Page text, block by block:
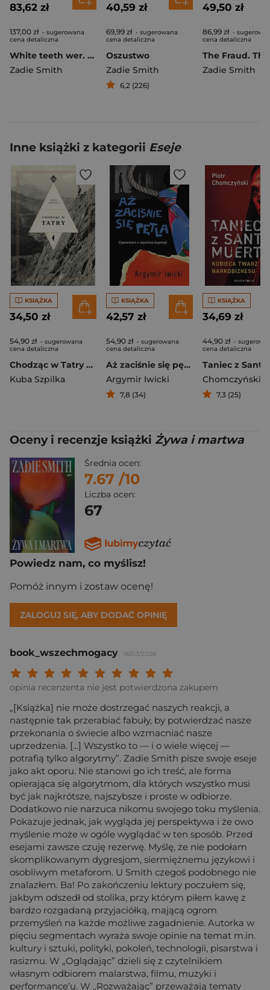
83,62 zł
137,00 zł - sugerowana
cena detaliczna
White teeth wer. angielska
Zadie Smith
40,59 zł
69,99 zł - sugerowana
cena detaliczna
Oszustwo
Zadie Smith
6,2 (226)
49,50 zł
86,99 zł -
cena detaliczna
Zadie Smith
Inne książki z kategorii Eseje
KSIĄŻKA
34,50 zł
54,90 zł - sugerowana
cena detaliczna
Chodząc w Tatry wyd. 2
Kuba Szpilka
KSIĄŻKA
42,57 zł
54,90 zł - sugerowana
cena detaliczna
Aż zaciśnie się pętla. Opowieści o męskiej depresji
Argymir Iwicki
7,8 (34)
KSIĄŻKA
34,69 zł
44,90 zł -
cena detaliczna
Chomczyński
7,3 (25)
Oceny i recenzje książki Żywa i martwa
Średnia ocen:
7.67 /10
Liczba ocen:
67
Powiedz nam, co myślisz!
Pomóż innym i zostaw ocenę!
ZALOGUJ SIĘ, ABY DODAĆ OPINIĘ
book_wszechmogacy 16/03/2026
Twoja ocena:
Twoja ocena: Wybitna 9/
Twoja ocena: Rewelacyjna 8/
Twoja ocena: Bardzo dobra 7/10"
Twoja ocena: Dobra 6/10"
Twoja ocena: Przeciętna 5/10"
Twoja ocena: Może być 4/10"
Twoja ocena: Słaba 3/10"
Twoja ocena: Bardzo słaba 2/10"
Twoja ocena: Beznadziejna 1/10"
opinia recenzenta nie jest potwierdzona zakupem
„[Książka] nie może dostrzegać naszych reakcji, a
następnie tak przerabiać fabuły, by potwierdzać nasze
przekonania o świecie albo wzmacniać nasze
uprzedzenia. [...] Wszystko to — i o wiele więcej —
potrafią tylko algorytmy”. Zadie Smith pisze swoje eseje
jako akt oporu. Nie stanowi go ich treść, ale forma
opierająca się algorytmom, dla których wszystko musi
być jak najkrótsze, najszybsze i proste w odbiorze.
Dodatkowo nie narzuca nikomu swojego toku myślenia.
Pokazuje jednak, jak wygląda jej perspektywa i że owo
myślenie może w ogóle wyglądać w ten sposób. Przed
esejami zawsze czuję rezerwę. Myślę, że nie podołam
skomplikowanym dygresjom, siermiężnemu językowi i
osobliwym metaforom. U Smith czegoś podobnego nie
znalazłem. Ba! Po zakończeniu lektury poczułem się,
jakbym odszedł od stolika, przy którym piłem kawę z
bardzo rozgadaną przyjaciółką, mającą ogrom
przemyśleń na każde możliwe zagadnienie. Autorka w
pięciu segmentach wyraża swoje opinie na temat m.in.
kultury i sztuki, polityki, pokoleń, technologii, pisarstwa i
rasizmu. W „Oglądając” dzieli się z czytelnikiem
własnym odbiorem malarstwa, filmu, muzyki i
performance’u. W „Rozważając” przeważają tematy